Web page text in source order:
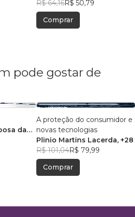
R$ 64,16R$ 50,79
Comprar
pode gostar de
da
A proteção do consumidor e
novas tecnologias
Plinio Martins Lacerda, +28
R$ 101,04R$ 79,99
Comprar